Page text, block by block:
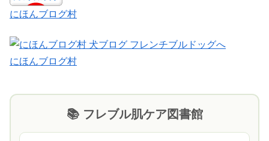
にほんブログ村
にほんブログ村
📚 フレブル肌ケア図書館